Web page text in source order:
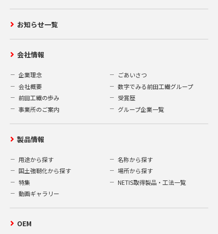
お知らせ一覧
会社情報
企業理念
ごあいさつ
会社概要
数字でみる前田工繊グループ
前田工繊の歩み
受賞歴
事業所のご案内
グループ企業一覧
製品情報
用途から探す
名称から探す
国土強靭化から探す
場所から探す
特集
NETIS取得製品・工法一覧
動画ギャラリー
OEM